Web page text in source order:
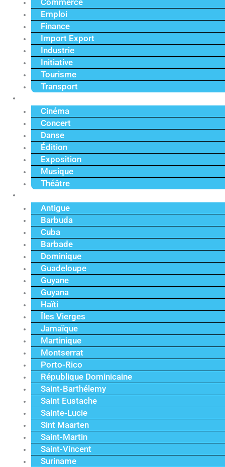
Commerce
Emploi
Finance
Import Export
Industrie
Initiative
Tourisme
Transport
Cinéma
Concert
Danse
Édition
Exposition
Musique
Théâtre
Antigue
Barbuda
Cuba
Barbade
Dominique
Guadeloupe
Guyane
Guyana
Haïti
Îles Vierges
Jamaïque
Martinique
Montserrat
Porto-Rico
République Dominicaine
Saint-Barthélemy
Saint Eustache
Sainte-Lucie
Sint Maarten
Saint-Martin
Saint-Vincent
Suriname